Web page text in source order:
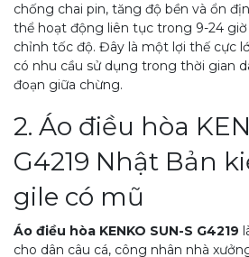
chống chai pin, tăng độ bền và ổn
thể hoạt động liên tục trong 9-24
chỉnh tốc độ. Đây là một lợi thế cực
có nhu cầu sử dụng trong thời gian
đoạn giữa chừng.
2. Áo điều hòa
G4219 Nhật Bản
gile có mũ
Áo điều hòa KENKO SUN-S G4219
cho dân câu cá, công nhân nhà